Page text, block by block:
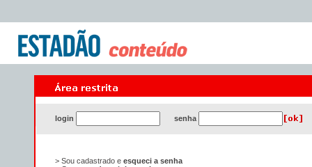
login senha
> Sou cadastrado e esqueci a senha